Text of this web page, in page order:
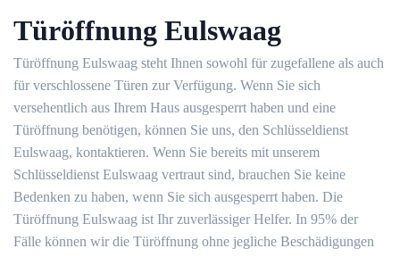
Türöffnung Eulswaag
Türöffnung Eulswaag steht Ihnen sowohl für zugefallene als auch
für verschlossene Türen zur Verfügung. Wenn Sie sich
versehentlich aus Ihrem Haus ausgesperrt haben und eine
Türöffnung benötigen, können Sie uns, den Schlüsseldienst
Eulswaag, kontaktieren. Wenn Sie bereits mit unserem
Schlüsseldienst Eulswaag vertraut sind, brauchen Sie keine
Bedenken zu haben, wenn Sie sich ausgesperrt haben. Die
Türöffnung Eulswaag ist Ihr zuverlässiger Helfer. In 95% der
Fälle können wir die Türöffnung ohne jegliche Beschädigungen